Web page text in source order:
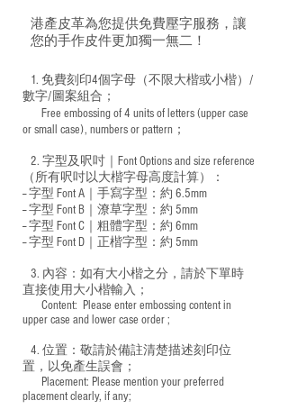
港產皮革為您提供免費壓字服務，讓
您的手作皮件更加獨一無二！
1. 免費刻印4個字母（不限大楷或小楷）/
數字/圖案組合；
Free embossing of 4 units of letters (upper case
or small case), numbers or pattern；
2. 字型及呎吋｜ Font Options and size reference
（所有呎吋以大楷字母高度計算）：
-- 字型 Font A｜手寫字型：約 6.5mm
-- 字型 Font B｜潦草字型： 約 5mm
-- 字型 Font C｜粗體字型：約 6mm
-- 字型 Font D｜正楷字型： 約 5mm
3. 內容：如有大小楷之分，請於下單時
直接使用大小楷輸入；
​ Content: Please enter embossing content in
upper case and lower case order ;
4. 位置：敬請於備註清楚描述刻印位
置，以免產生誤會；
​ Placement: Please mention your preferred
placement clearly, if any;